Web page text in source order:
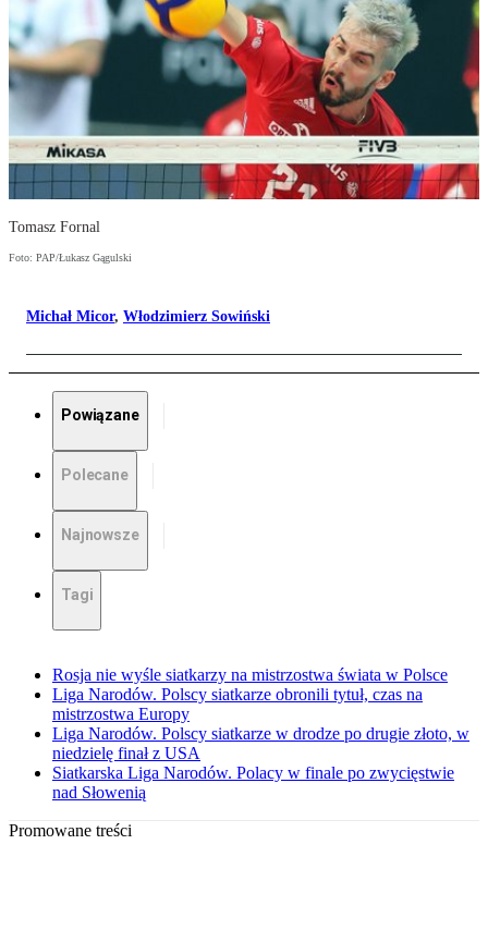
Tomasz Fornal
Foto: PAP/Łukasz Gągulski
Michał Micor, Włodzimierz Sowiński
Powiązane
Polecane
Najnowsze
Tagi
Rosja nie wyśle siatkarzy na mistrzostwa świata w Polsce
Liga Narodów. Polscy siatkarze obronili tytuł, czas na
mistrzostwa Europy
Liga Narodów. Polscy siatkarze w drodze po drugie złoto, w
niedzielę finał z USA
Siatkarska Liga Narodów. Polacy w finale po zwycięstwie
nad Słowenią
Promowane treści